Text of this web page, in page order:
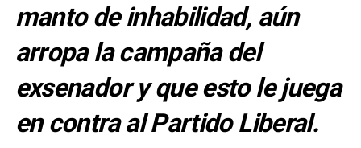
manto de inhabilidad, aún
arropa la campaña del
exsenador y que esto le juega
en contra al Partido Liberal.